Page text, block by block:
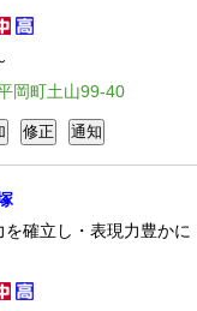
岡町土山99-40
を確立し・表現力豊か